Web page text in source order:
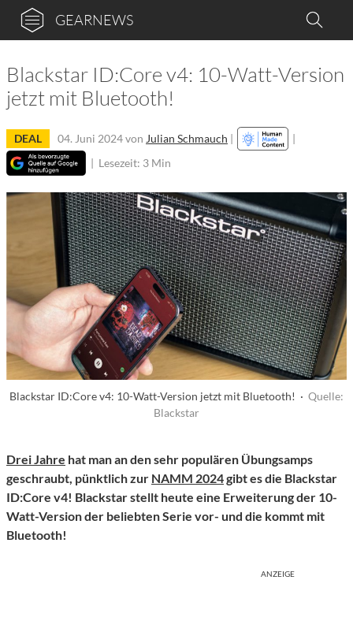
GEARNEWS
Blackstar ID:Core v4: 10-Watt-Version
jetzt mit Bluetooth!
DEAL 04. Juni 2024von Julian Schmauch |
|
| Lesezeit: 3 Min
Blackstar ID:Core v4: 10-Watt-Version jetzt mit Bluetooth! · Quelle:
Blackstar
Drei Jahre hat man an den sehr populären Übungsamps
geschraubt, pünktlich zur NAMM 2024gibt es die Blackstar
ID:Core v4! Blackstar stellt heute eine Erweiterung der 10-
Watt-Version der beliebten Serie vor- und die kommt mit
Bluetooth!
ANZEIGE